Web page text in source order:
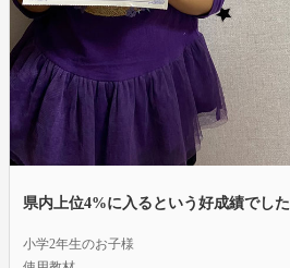
県内上位4%に入るという好成績でした
小学2年生のお子様